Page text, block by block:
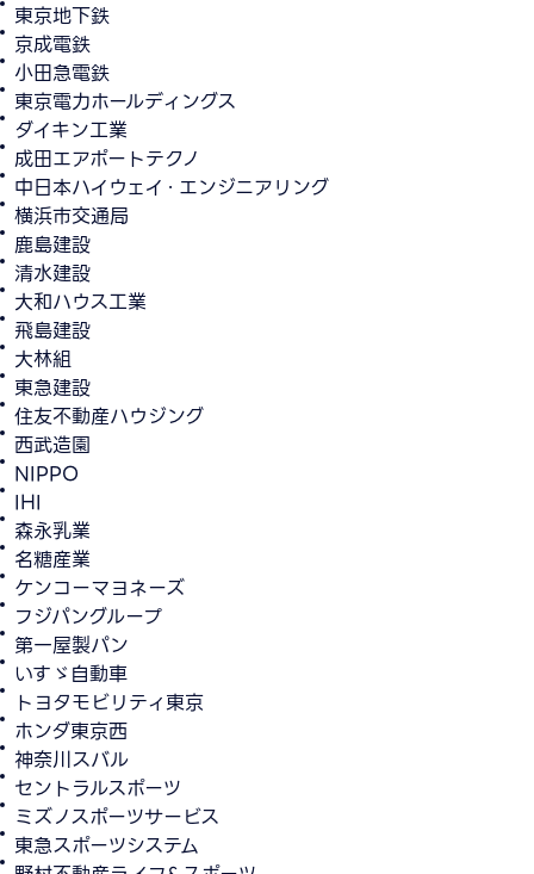
東京地下鉄
京成電鉄
小田急電鉄
東京電力ホールディングス
ダイキン工業
成田エアポートテクノ
中日本ハイウェイ・エンジニアリング
横浜市交通局
鹿島建設
清水建設
大和ハウス工業
飛島建設
大林組
東急建設
住友不動産ハウジング
西武造園
NIPPO
IHI
森永乳業
名糖産業
ケンコーマヨネーズ
フジパングループ
第一屋製パン
いすゞ自動車
トヨタモビリティ東京
ホンダ東京西
神奈川スバル
セントラルスポーツ
ミズノスポーツサービス
東急スポーツシステム